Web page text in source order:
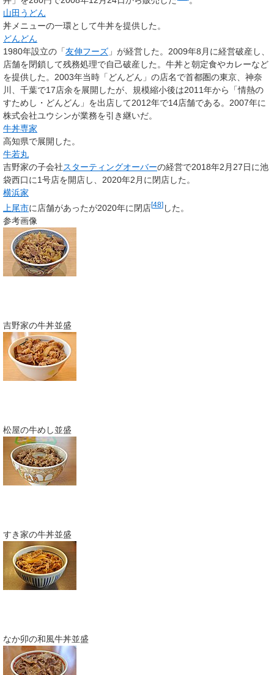
山田うどん
丼メニューの一環として牛丼を提供した。
どんどん
1980年設立の「友伸フーズ 」が経営した。2009年8月に経営破産し、
店舗を閉鎖して残務処理で自己破産した。牛丼と朝定食やカレーなど
を提供した。2003年当時「どんどん」の店名で首都圏の東京、神奈
川、千葉で17店余を展開したが、規模縮小後は2011年から「情熱の
すためし・どんどん」を出店して2012年で14店舗である。2007年に
株式会社ユウシンが業務を引き継いだ。
牛丼専家
高知県で展開した。
牛若丸
吉野家の子会社スターティングオーバーの経営で2018年2月27日に池
袋西口に1号店を開店し、2020年2月に閉店した。
横浜家
上尾市に店舗があったが2020年に閉店[48] した。
参考画像
吉野家の牛丼並盛
松屋の牛めし並盛
すき家の牛丼並盛
なか卯の和風牛丼並盛